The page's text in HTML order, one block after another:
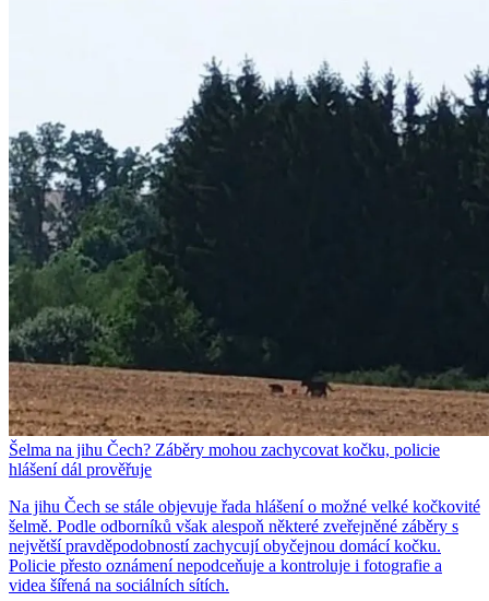
Šelma na jihu Čech? Záběry mohou zachycovat kočku, policie
hlášení dál prověřuje
Na jihu Čech se stále objevuje řada hlášení o možné velké kočkovité
šelmě. Podle odborníků však alespoň některé zveřejněné záběry s
největší pravděpodobností zachycují obyčejnou domácí kočku.
Policie přesto oznámení nepodceňuje a kontroluje i fotografie a
videa šířená na sociálních sítích.